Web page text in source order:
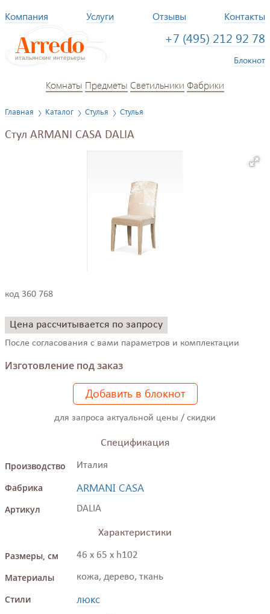
Компания Услуги Отзывы Контакты
+7 (495) 212 92 78
Блокнот
Комнаты Предметы Светильники Фабрики
Главная Каталог Стулья Стулья
Стул ARMANI CASA DALIA
код 360 768
Цена рассчитывается по запросу
После согласования с вами параметров и комплектации
Изготовление под заказ
Добавить в блокнот
для запроса актуальной цены / скидки
Спецификация
Производство
Италия
Фабрика ARMANI CASA
Артикул DALIA
Характеристики
Размеры, см
46 x 65 x h102
Материалы кожа, дерево, ткань
Стили люкс